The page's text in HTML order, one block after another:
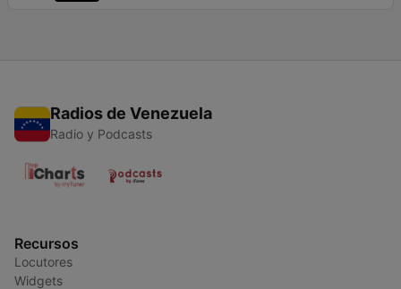
Radios de Venezuela
Radio y Podcasts
Recursos
Locutores
Widgets